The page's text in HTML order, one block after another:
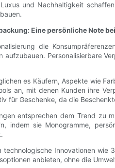
und Nachhaltigkeit
Eine persönliche Note
die
aufzubauen. Personalisierbare
es Käufern, Aspekte wie
an, mit denen Kunden ihre
für Geschenke, da die
entsprechen dem Trend zu
indem sie Monogramme,
technologische Innovationen
anbieten, ohne die